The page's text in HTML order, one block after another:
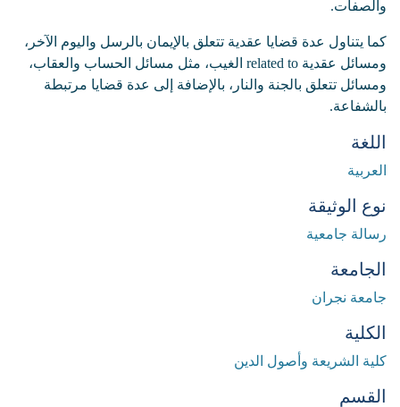
والصفات.
كما يتناول عدة قضايا عقدية تتعلق بالإيمان بالرسل واليوم الآخر،
ومسائل عقدية related to الغيب، مثل مسائل الحساب والعقاب،
ومسائل تتعلق بالجنة والنار، بالإضافة إلى عدة قضايا مرتبطة
بالشفاعة.
اللغة
العربية
نوع الوثيقة
رسالة جامعية
الجامعة
جامعة نجران
الكلية
كلية الشريعة وأصول الدين
القسم